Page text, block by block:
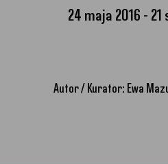
24 maja 2016
Autor / Kurator: Ewa